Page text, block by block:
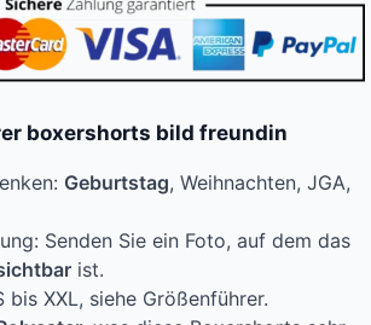
boxershorts bild freundin
Geburtstag, Weihnachten, JGA,
Senden Sie ein Foto, auf dem das
ist.
bis XXL, siehe Größenführer.